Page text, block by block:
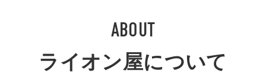
ABOUT
ライオン屋について